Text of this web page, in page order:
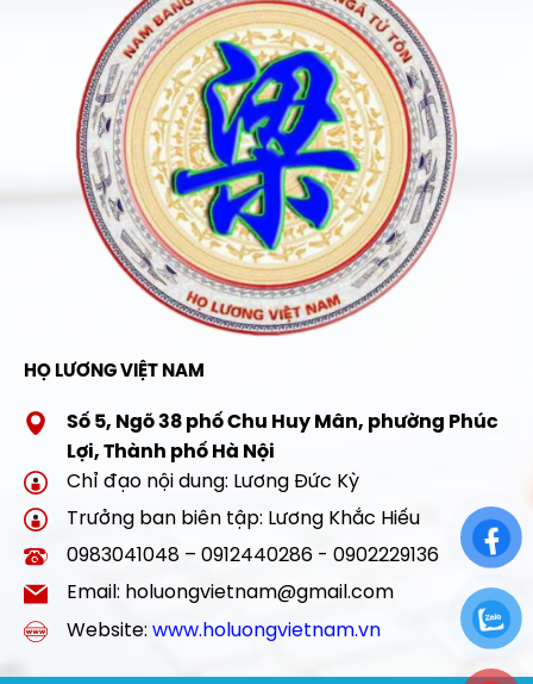
HỌ LƯƠNG VIỆT NAM
Số 5, Ngõ 38 phố Chu Huy Mân, phường Phúc
Lợi, Thành phố Hà Nội
Chỉ đạo nội dung: Lương Đức Kỳ
Trưởng ban biên tập: Lương Khắc Hiếu
0983041048 – 0912440286 - 0902229136
Email: holuongvietnam@gmail.com
Website: www.holuongvietnam.vn